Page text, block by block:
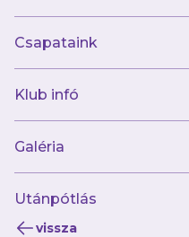
Csapataink
Klub infó
Galéria
Utánpótlás
vissza